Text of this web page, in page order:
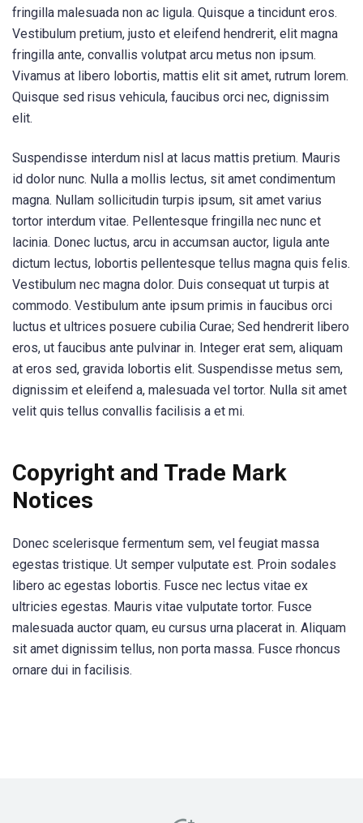
fringilla malesuada non ac ligula. Quisque a tincidunt eros.
Vestibulum pretium, justo et eleifend hendrerit, elit magna
fringilla ante, convallis volutpat arcu metus non ipsum.
Vivamus at libero lobortis, mattis elit sit amet, rutrum lorem.
Quisque sed risus vehicula, faucibus orci nec, dignissim
elit.
Suspendisse interdum nisl at lacus mattis pretium. Mauris
id dolor nunc. Nulla a mollis lectus, sit amet condimentum
magna. Nullam sollicitudin turpis ipsum, sit amet varius
tortor interdum vitae. Pellentesque fringilla nec nunc et
lacinia. Donec luctus, arcu in accumsan auctor, ligula ante
dictum lectus, lobortis pellentesque tellus magna quis felis.
Vestibulum nec magna dolor. Duis consequat ut turpis at
commodo. Vestibulum ante ipsum primis in faucibus orci
luctus et ultrices posuere cubilia Curae; Sed hendrerit libero
eros, ut faucibus ante pulvinar in. Integer erat sem, aliquam
at eros sed, gravida lobortis elit. Suspendisse metus sem,
dignissim et eleifend a, malesuada vel tortor. Nulla sit amet
velit quis tellus convallis facilisis a et mi.
Copyright and Trade Mark
Notices
Donec scelerisque fermentum sem, vel feugiat massa
egestas tristique. Ut semper vulputate est. Proin sodales
libero ac egestas lobortis. Fusce nec lectus vitae ex
ultricies egestas. Mauris vitae vulputate tortor. Fusce
malesuada auctor quam, eu cursus urna placerat in. Aliquam
sit amet dignissim tellus, non porta massa. Fusce rhoncus
ornare dui in facilisis.